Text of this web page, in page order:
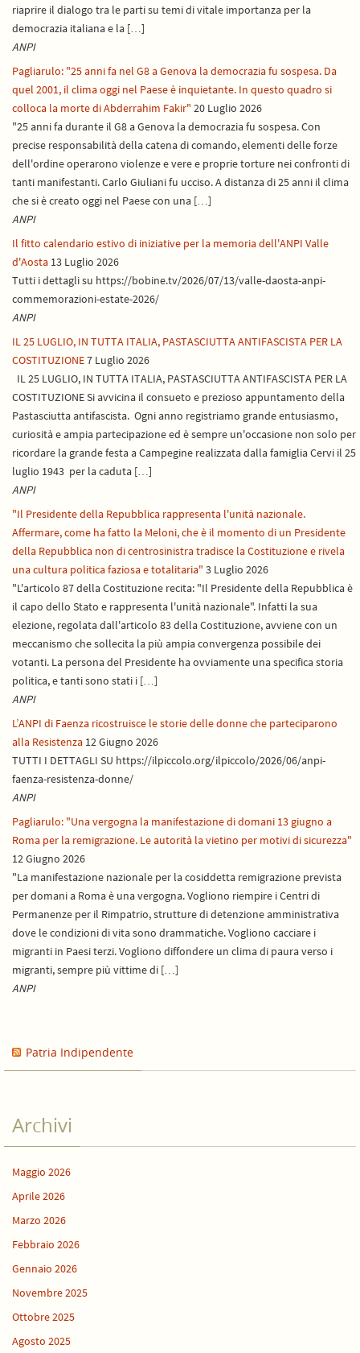
riaprire il dialogo tra le parti su temi di vitale importanza per la
democrazia italiana e la […]
ANPI
Pagliarulo: "25 anni fa nel G8 a Genova la democrazia fu sospesa. Da
quel 2001, il clima oggi nel Paese è inquietante. In questo quadro si
colloca la morte di Abderrahim Fakir" 20 Luglio 2026
"25 anni fa durante il G8 a Genova la democrazia fu sospesa. Con
precise responsabilità della catena di comando, elementi delle forze
dell'ordine operarono violenze e vere e proprie torture nei confronti di
tanti manifestanti. Carlo Giuliani fu ucciso. A distanza di 25 anni il clima
che si è creato oggi nel Paese con una […]
ANPI
Il fitto calendario estivo di iniziative per la memoria dell'ANPI Valle
d'Aosta 13 Luglio 2026
Tutti i dettagli su https://bobine.tv/2026/07/13/valle-daosta-anpi-
commemorazioni-estate-2026/
ANPI
IL 25 LUGLIO, IN TUTTA ITALIA, PASTASCIUTTA ANTIFASCISTA PER LA
COSTITUZIONE7 Luglio 2026
IL 25 LUGLIO, IN TUTTA ITALIA, PASTASCIUTTA ANTIFASCISTA PER LA
COSTITUZIONE Si avvicina il consueto e prezioso appuntamento della
Pastasciutta antifascista. Ogni anno registriamo grande entusiasmo,
curiosità e ampia partecipazione ed è sempre un'occasione non solo per
ricordare la grande festa a Campegine realizzata dalla famiglia Cervi il 25
luglio 1943 per la caduta […]
ANPI
"Il Presidente della Repubblica rappresenta l'unità nazionale.
Affermare, come ha fatto la Meloni, che è il momento di un Presidente
della Repubblica non di centrosinistra tradisce la Costituzione e rivela
una cultura politica faziosa e totalitaria" 3 Luglio 2026
"L'articolo 87 della Costituzione recita: "Il Presidente della Repubblica è
il capo dello Stato e rappresenta l'unità nazionale". Infatti la sua
elezione, regolata dall'articolo 83 della Costituzione, avviene con un
meccanismo che sollecita la più ampia convergenza possibile dei
votanti. La persona del Presidente ha ovviamente una specifica storia
politica, e tanti sono stati i […]
ANPI
L’ANPI di Faenza ricostruisce le storie delle donne che parteciparono
alla Resistenza 12 Giugno 2026
TUTTI I DETTAGLI SU https://ilpiccolo.org/ilpiccolo/2026/06/anpi-
faenza-resistenza-donne/
ANPI
Pagliarulo: "Una vergogna la manifestazione di domani 13 giugno a
Roma per la remigrazione. Le autorità la vietino per motivi di sicurezza"
12 Giugno 2026
"La manifestazione nazionale per la cosiddetta remigrazione prevista
per domani a Roma è una vergogna. Vogliono riempire i Centri di
Permanenze per il Rimpatrio, strutture di detenzione amministrativa
dove le condizioni di vita sono drammatiche. Vogliono cacciare i
migranti in Paesi terzi. Vogliono diffondere un clima di paura verso i
migranti, sempre più vittime di […]
ANPI
Patria Indipendente
Archivi
Maggio 2026
Aprile 2026
Marzo 2026
Febbraio 2026
Gennaio 2026
Novembre 2025
Ottobre 2025
Agosto 2025